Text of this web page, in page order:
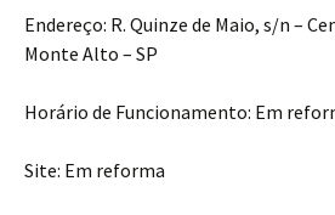
Endereço: R. Quinze de Maio, s/n –
Monte Alto – SP
Horário de Funcionamento: Em
Site: Em reforma